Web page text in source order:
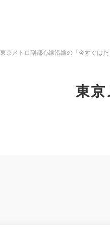
東京メトロ副都心線沿線の「今すぐは
東京